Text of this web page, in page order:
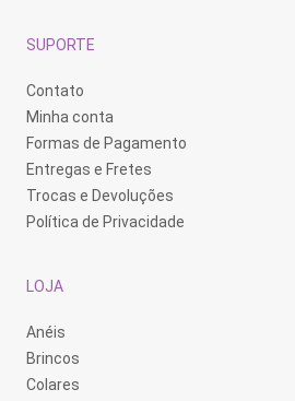
SUPORTE
Contato
Minha conta
Formas de Pagamento
Entregas e Fretes
Trocas e Devoluções
Política de Privacidade
LOJA
Anéis
Brincos
Colares